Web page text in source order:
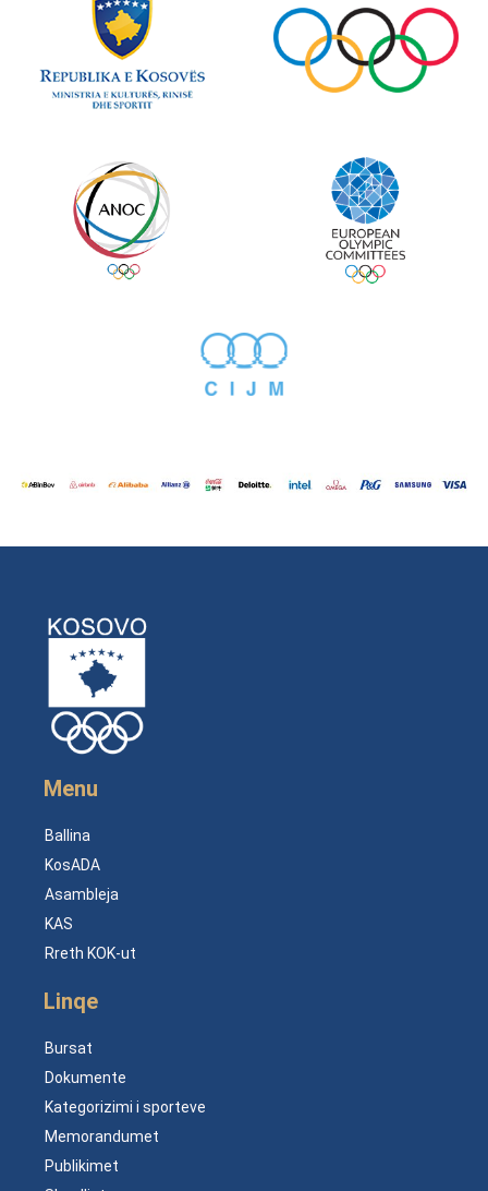
Menu
Ballina
KosADA
Asambleja
KAS
Rreth KOK-ut
Linqe
Bursat
Dokumente
Kategorizimi i sporteve
Memorandumet
Publikimet